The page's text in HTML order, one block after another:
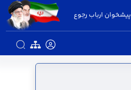
پیشخوان ارباب رجوع